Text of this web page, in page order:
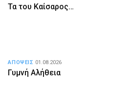
Τα του Καίσαρος…
Γυμνή Αλήθεια
ΑΠΟΨΕΙΣ 01.08.2026